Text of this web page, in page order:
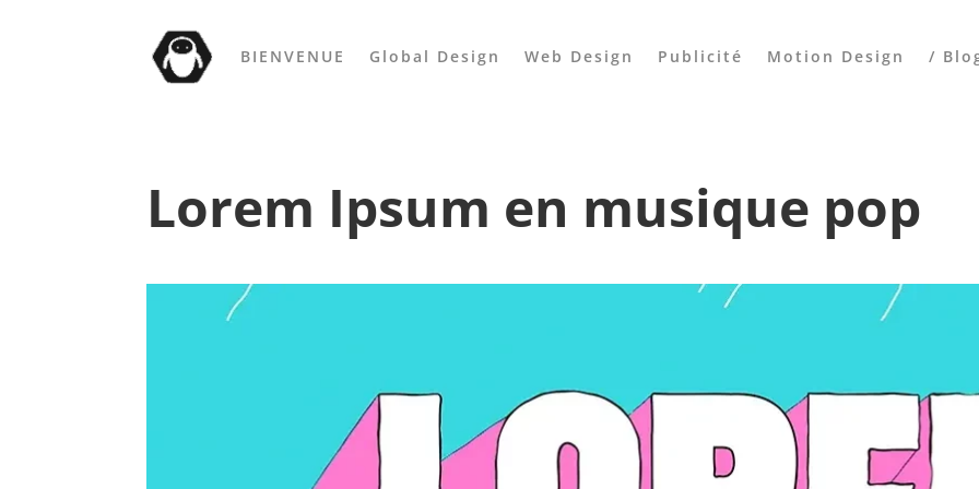
BIENVENUE Global Design Web Design Publicité Motion Design /
Lorem Ipsum en musique pop